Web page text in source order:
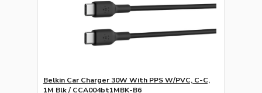
Belkin Car Charger 30W With PPS W/PVC, C-C,
1M Blk / CCA004bt1MBK-B6